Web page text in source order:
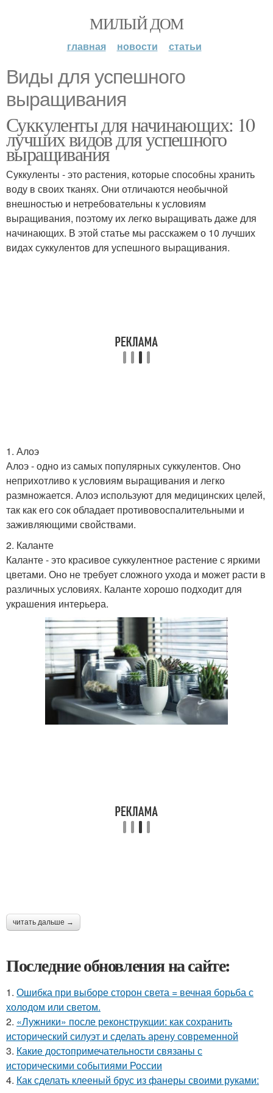
МИЛЫЙ ДОМ
главная новости статьи
Виды для успешного
выращивания
Суккуленты для начинающих: 10
лучших видов для успешного
выращивания
Суккуленты - это растения, которые способны хранить
воду в своих тканях. Они отличаются необычной
внешностью и нетребовательны к условиям
выращивания, поэтому их легко выращивать даже для
начинающих. В этой статье мы расскажем о 10 лучших
видах суккулентов для успешного выращивания.
1. Алоэ
Алоэ - одно из самых популярных суккулентов. Оно
неприхотливо к условиям выращивания и легко
размножается. Алоэ используют для медицинских целей,
так как его сок обладает противовоспалительными и
заживляющими свойствами.
2. Каланте
Каланте - это красивое суккулентное растение с яркими
цветами. Оно не требует сложного ухода и может расти в
различных условиях. Каланте хорошо подходит для
украшения интерьера.
читать дальше →
Последние обновления на сайте:
1. Ошибка при выборе сторон света = вечная борьба с
холодом или светом.
2. «Лужники» после реконструкции: как сохранить
исторический силуэт и сделать арену современной
3. Какие достопримечательности связаны с
историческими событиями России
4. Как сделать клееный брус из фанеры своими руками: